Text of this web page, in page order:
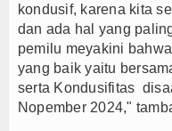
kondusif, karena kita
dan ada hal yang
pemilu meyakini
yang baik yaitu
serta Kondusifitas
Nopember 2024,"